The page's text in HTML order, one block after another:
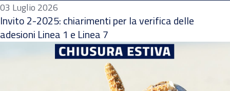
03 Luglio 2026
Invito 2-2025: chiarimenti per la verifica delle
adesioni Linea 1 e Linea 7